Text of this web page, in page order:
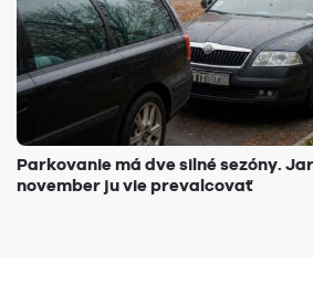
Parkovanie má dve silné sezóny.
november ju vie prevalcovať